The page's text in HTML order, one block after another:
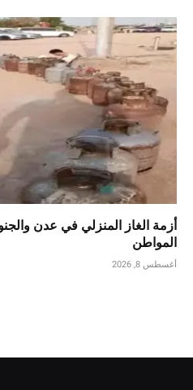
أزمة الغاز المنزلي في عدن
المواطن
أغسطس 8, 2026